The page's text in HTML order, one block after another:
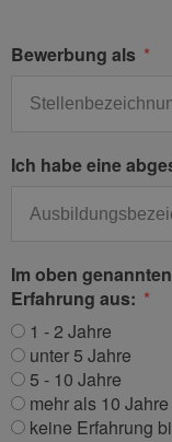
Bewerbung als
Ich habe eine
Im oben
Erfahrung aus:
1 - 2 Jahre
unter 5 Jahre
5 - 10 Jahre
mehr als 10 Jahre
keine Erfahrung